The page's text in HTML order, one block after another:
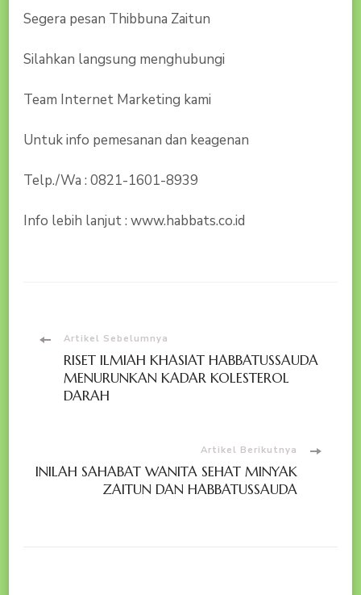
Segera pesan Thibbuna Zaitun
Silahkan langsung menghubungi
Team Internet Marketing kami
Untuk info pemesanan dan keagenan
Telp./Wa : 0821-1601-8939
Info lebih lanjut : www.habbats.co.id
Navigasi
Artikel
Artikel Sebelumnya
RISET ILMIAH KHASIAT HABBATUSSAUDA
MENURUNKAN KADAR KOLESTEROL
DARAH
Artikel Berikutnya
INILAH SAHABAT WANITA SEHAT MINYAK
ZAITUN DAN HABBATUSSAUDA